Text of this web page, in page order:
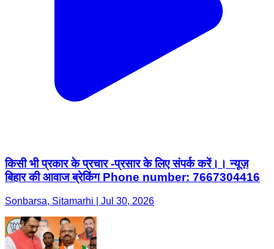
किसी भी प्रकार के प्रचार -प्रसार के लिए संपर्क करें।। न्यूज़
बिहार की आवाज ब्रेकिंग Phone number: 7667304416
Sonbarsa, Sitamarhi | Jul 30, 2026